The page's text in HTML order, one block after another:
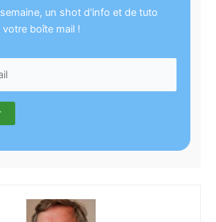
un shot d'info et de tuto
boîte mail !